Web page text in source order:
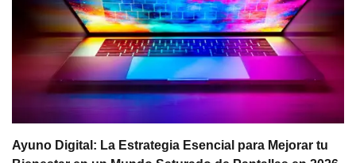
Ayuno Digital: La Estrategia Esencial para Mejorar tu